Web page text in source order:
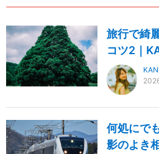
旅行で綺
コツ2｜
何処にで
影のよき